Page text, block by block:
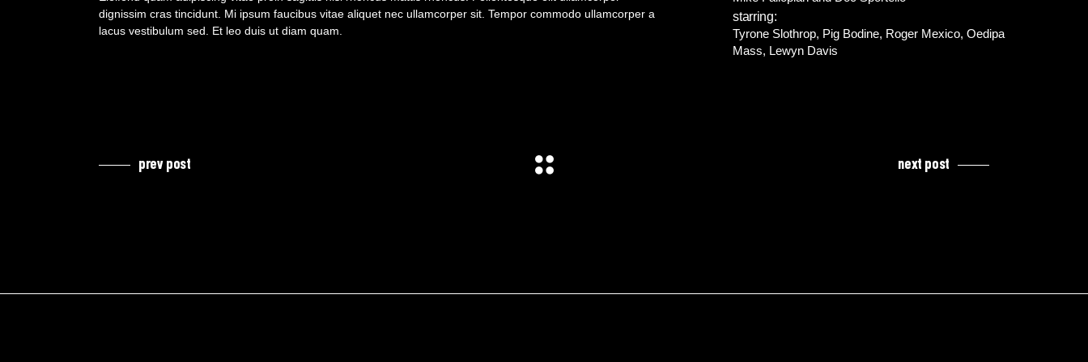
dignissim cras tincidunt. Mi ipsum faucibus vitae aliquet nec ullamcorper sit. Tempor commodo ullamcorper a
lacus vestibulum sed. Et leo duis ut diam quam.
starring:
Tyrone Slothrop, Pig Bodine, Roger Mexico, Oedipa
Mass, Lewyn Davis
prev post next post